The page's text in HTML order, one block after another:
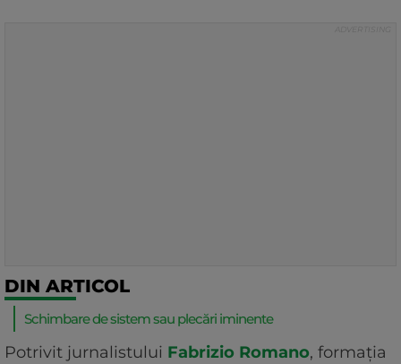
DIN ARTICOL
Schimbare de sistem sau plecări iminente
Potrivit jurnalistului Fabrizio Romano, formația